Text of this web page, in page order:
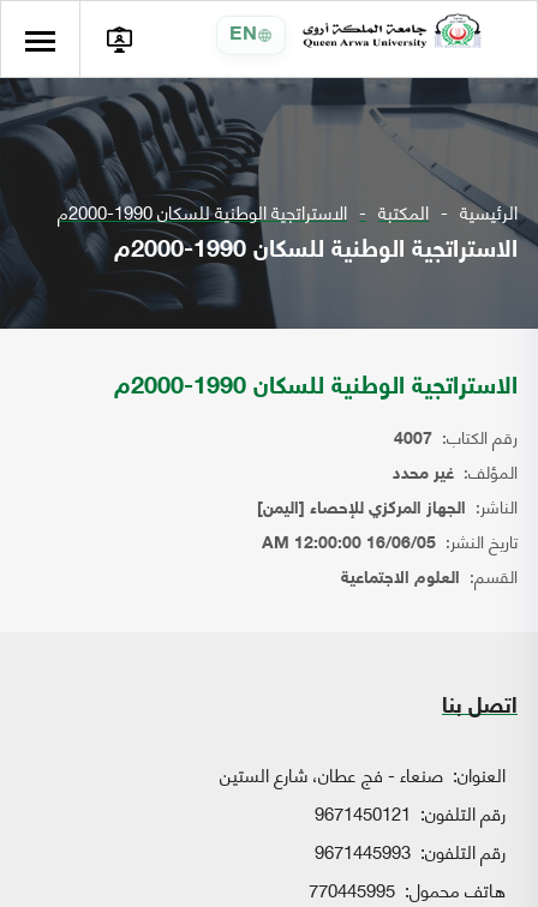
EN
الرئيسية المكتبة الاستراتجية الوطنية للسكان 1990-2000م
الاستراتجية الوطنية للسكان 1990-2000م
الاستراتجية الوطنية للسكان 1990-2000م
رقم الكتاب: 4007
المؤلف: غير محدد
الناشر: الجهاز المركزي للإحصاء [اليمن]
تاريخ النشر: 16/06/05 12:00:00 AM
القسم: العلوم الاجتماعية
اتصل بنا
العنوان: صنعاء - فج عطان، شارع الستين
رقم التلفون: 9671450121
رقم التلفون: 9671445993
هاتف محمول: 770445995